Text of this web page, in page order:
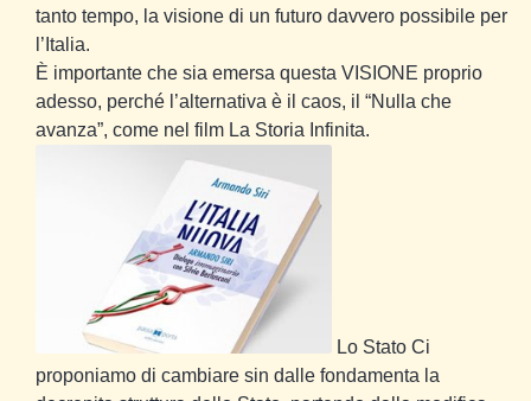
tanto tempo, la visione di un futuro davvero possibile per
l’Italia.
È importante che sia emersa questa VISIONE proprio
adesso, perché l’alternativa è il caos, il “Nulla che
avanza”, come nel film La Storia Infinita.
Lo Stato Ci
proponiamo di cambiare sin dalle fondamenta la